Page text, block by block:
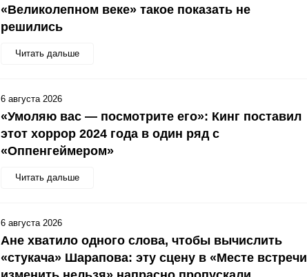
«Великолепном веке» такое показать не
решились
Читать дальше
«Умоляю вас — посмотрите его»: Кинг поставил
этот хоррор 2024 года в один ряд с
«Оппенгеймером»
Читать дальше
6 августа 2026
Ане хватило одного слова, чтобы вычислить
«стукача» Шарапова: эту сцену в «Месте встречи
6 августа 2026